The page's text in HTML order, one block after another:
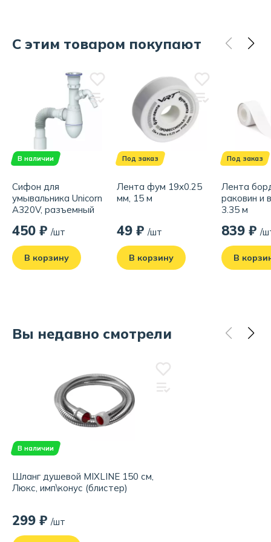
Родина бренда:Россия
С этим товаром покупают
В наличии
Сифон для
умывальника Unicorn
A320V, разъемный
на стиральную
машину, гофра
40х40/50
450 ₽ /шт
В корзину
Под заказ
Лента фум 19x0.25
мм, 15 м
49 ₽ /шт
В корзину
Под заказ
Лента
раковин и
3.35 м
839 ₽ /
В
Вы недавно смотрели
В наличии
Шланг душевой MIXLINE 150 см,
Люкс, имп\конус (блистер)
299 ₽ /шт